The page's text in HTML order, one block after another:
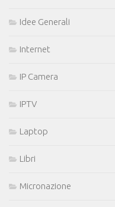
Idee Generali
Internet
IP Camera
IPTV
Laptop
Libri
Micronazione